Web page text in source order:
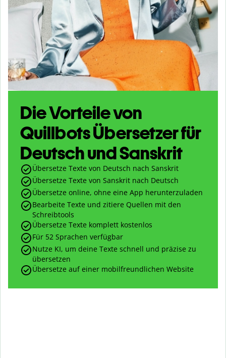
Die Vorteile von
Quillbots Übersetzer für
Deutsch und Sanskrit
Übersetze Texte von Deutsch nach Sanskrit
Übersetze Texte von Sanskrit nach Deutsch
Übersetze online, ohne eine App herunterzuladen
Bearbeite Texte und zitiere Quellen mit den
Schreibtools
Übersetze Texte komplett kostenlos
Für 52 Sprachen verfügbar
Nutze KI, um deine Texte schnell und präzise zu
übersetzen
Übersetze auf einer mobilfreundlichen Website